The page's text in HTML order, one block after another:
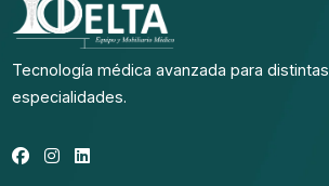
Tecnología médica avanzada para distintas
especialidades.